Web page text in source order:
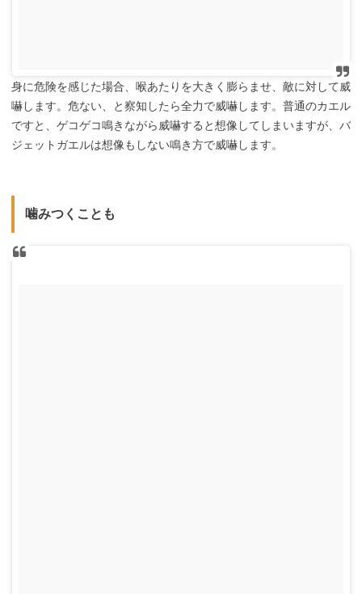
身に危険を感じた場合、喉あたりを大きく膨らませ、敵に対して威
嚇します。危ない、と察知したら全力で威嚇します。普通のカエル
ですと、ゲコゲコ鳴きながら威嚇すると想像してしまいますが、バ
ジェットガエルは想像もしない鳴き方で威嚇します。
噛みつくことも